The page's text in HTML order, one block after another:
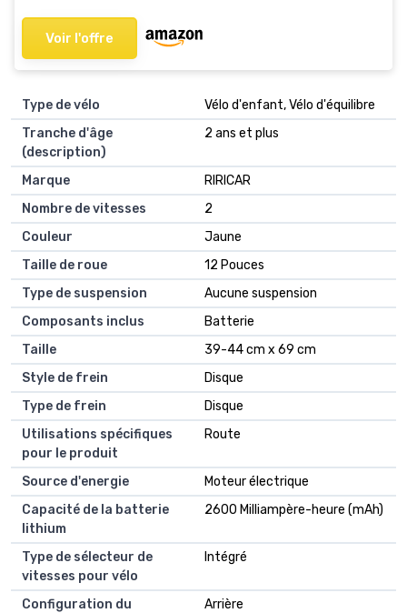
Voir l'offre
Type de vélo
Vélo d'enfant, Vélo d'équilibre
Tranche d'âge
(description)
2 ans et plus
Marque
RIRICAR
Nombre de vitesses
2
Couleur
Jaune
Taille de roue
12 Pouces
Type de suspension
Aucune suspension
Composants inclus
Batterie
Taille
39-44 cm x 69 cm
Style de frein
Disque
Type de frein
Disque
Utilisations spécifiques
pour le produit
Route
Source d'energie
Moteur électrique
Capacité de la batterie
lithium
2600 Milliampère-heure (mAh)
Type de sélecteur de
vitesses pour vélo
Intégré
Configuration du
Arrière